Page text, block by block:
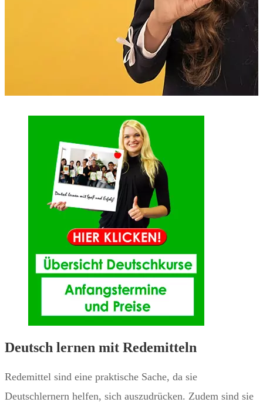
Deutsch lernen mit Redemitteln
Redemittel sind eine praktische Sache, da sie
Deutschlernern helfen, sich auszudrücken. Zudem sind sie